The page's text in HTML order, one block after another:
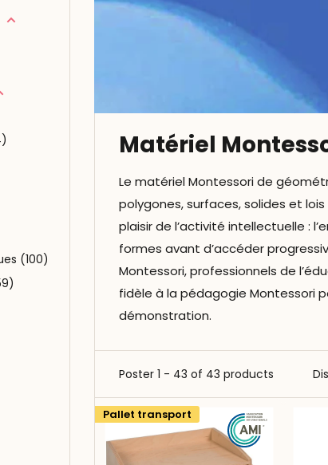
(100)
Matériel
Le matériel Montessori de
polygones, surfaces, solides et
plaisir de l’activité intellectuelle :
formes avant d’accéder
Montessori, professionnels de
fidèle à la pédagogie Montessori
démonstration.
Poster 1 - 43 of 43 products
Pallet transport